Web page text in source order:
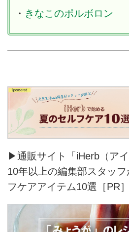
・ きなこのポルボロン
▶通販サイト「iHerb（ア
10年以上の編集部スタッ
フケアアイテム10選［PR］